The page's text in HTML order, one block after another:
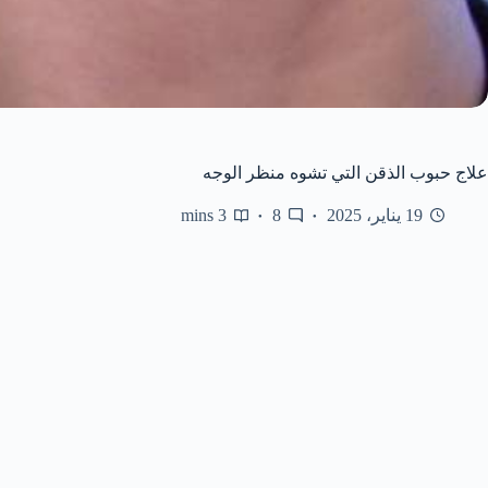
علاج حبوب الذقن التي تشوه منظر الوجه
19 يناير، 2025 8
3 mins